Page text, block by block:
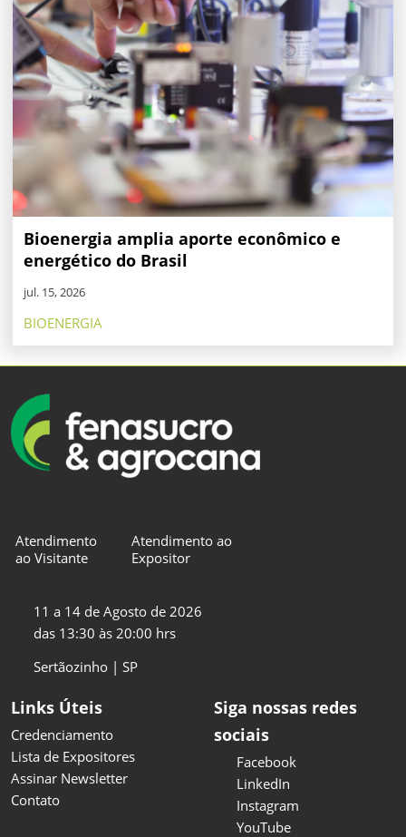
Bioenergia amplia aporte econômico e
energético do Brasil
jul. 15, 2026
BIOENERGIA
Atendimento
ao Visitante
Atendimento ao
Expositor
11 a 14 de Agosto de 2026
das 13:30 às 20:00 hrs
Sertãozinho | SP
Links Úteis
Credenciamento
Lista de Expositores
Assinar Newsletter
Contato
Siga nossas redes
sociais
Facebook
LinkedIn
Instagram
YouTube